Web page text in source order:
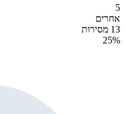
5
אחרים
13 מסירות
25%